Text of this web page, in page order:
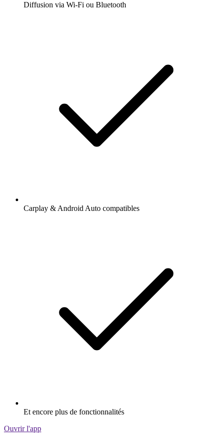
Diffusion via Wi-Fi ou Bluetooth
Carplay & Android Auto compatibles
Et encore plus de fonctionnalités
Ouvrir l'app